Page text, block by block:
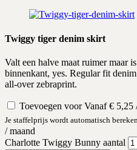
Twiggy tiger denim skirt
Valt een halve maat ruimer maar
binnenkant, yes. Regular fit
all-over zebraprint.
Toevoegen voorVanaf€ 5,25
Je staffelprijs wordt automatisch
/ maand
Charlotte Twiggy Bunny aantal